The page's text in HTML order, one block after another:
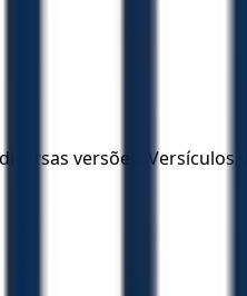
versões.